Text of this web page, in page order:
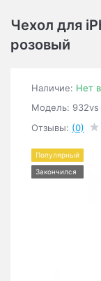
Чехол для
розовый
Наличие: Нет
Модель: 932vs
Отзывы: (0)
Популярный
Закончился